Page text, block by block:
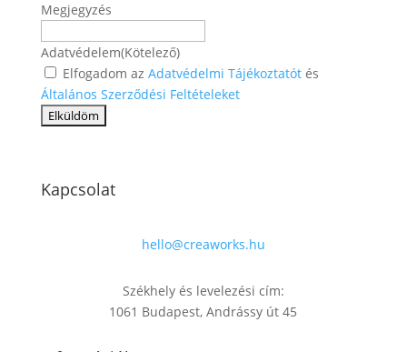
Megjegyzés
Adatvédelem(Kötelező)
Elfogadom az Adatvédelmi Tájékoztatótés
Általános Szerződési Feltételeket
Kapcsolat
hello@creaworks.hu
Székhely és levelezési cím:
1061 Budapest, Andrássy út 45